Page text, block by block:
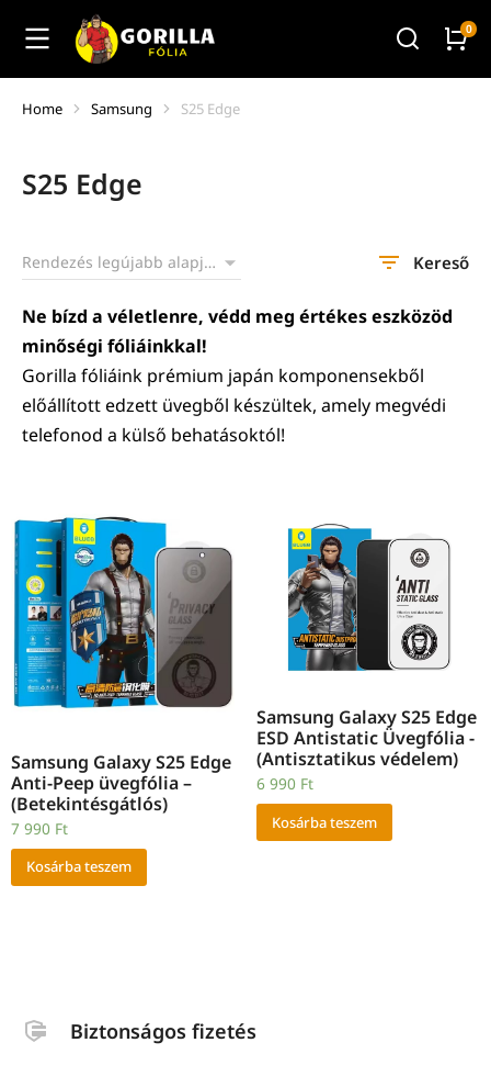
You are here:
Home Samsung S25 Edge
S25 Edge
Kereső
Ne bízd a véletlenre, védd meg értékes eszközöd
minőségi fóliáinkkal!
Gorilla fóliáink prémium japán komponensekből
előállított edzett üvegből készültek, amely megvédi
telefonod a külső behatásoktól!
Samsung Galaxy S25 Edge
Anti-Peep üvegfólia –
(Betekintésgátlós)
7 990 Ft
Kosárba teszem
Samsung Galaxy S25 Edge
ESD Antistatic Üvegfólia -
(Antisztatikus védelem)
6 990 Ft
Kosárba teszem
Biztonságos fizetés